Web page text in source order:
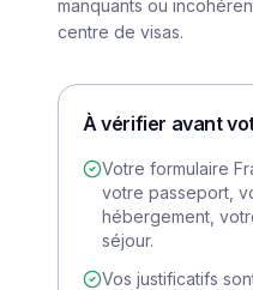
manquants ou
centre de visas.
À vérifier avant
Votre formulaire
votre passeport,
hébergement,
séjour.
Vos justificatifs